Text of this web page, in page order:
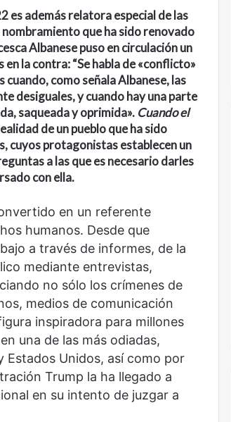
es además relatora especial de las
que ha sido renovado
Albanese puso en circulación un
la contra: “Se habla de «conflicto»
como señala Albanese, las
desiguales, y cuando hay una parte
saqueada y oprimida». Cuando el
de un pueblo que ha sido
cuyos protagonistas establecen un
a las que es necesario darles
con ella.
en un referente
humanos. Desde que
a través de informes, de la
mediante entrevistas,
no sólo los crímenes de
medios de comunicación
inspiradora para millones
una de las más odiadas,
Estados Unidos, así como por
Trump la ha llegado a
en su intento de juzgar a
Nunca
sin
las
voces:
la
diversidad
de
la
letras
mexicanas
en
una
nueva
colección
Nunca más sin todas las voces: la
diversidad de la letras mexicanas en
una nueva colección digital